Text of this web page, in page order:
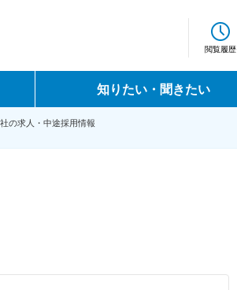
閲覧履歴
知りたい・聞きたい
の求人・中途採用情報